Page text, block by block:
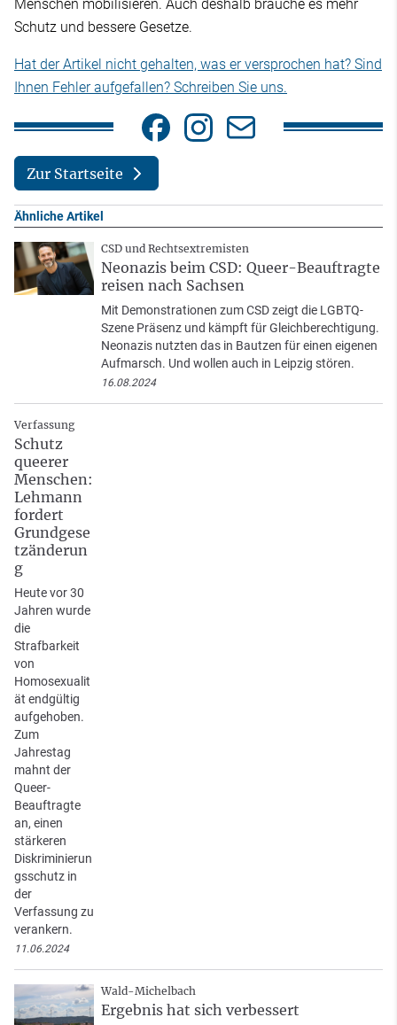
Menschen mobilisieren. Auch deshalb brauche es mehr
Schutz und bessere Gesetze.
Hat der Artikel nicht gehalten, was er versprochen hat? Sind
Ihnen Fehler aufgefallen? Schreiben Sie uns.
Zur Startseite
Ähnliche Artikel
CSD und Rechtsextremisten
Neonazis beim CSD: Queer-Beauftragte
reisen nach Sachsen
Mit Demonstrationen zum CSD zeigt die LGBTQ-
Szene Präsenz und kämpft für Gleichberechtigung.
Neonazis nutzten das in Bautzen für einen eigenen
Aufmarsch. Und wollen auch in Leipzig stören.
16.08.2024
Verfassung
Schutz
queerer
Menschen:
Lehmann
fordert
Grundgese
tzänderun
g
Heute vor 30
Jahren wurde
die
Strafbarkeit
von
Homosexualit
ät endgültig
aufgehoben.
Zum
Jahrestag
mahnt der
Queer-
Beauftragte
an, einen
stärkeren
Diskriminierun
gsschutz in
der
Verfassung zu
verankern.
11.06.2024
Wald-Michelbach
Ergebnis hat sich verbessert